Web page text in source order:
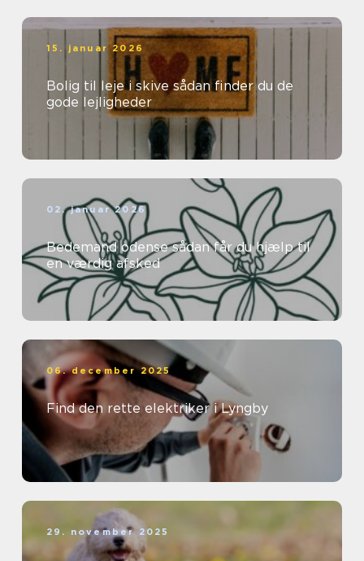
15. januar 2026
Bolig til leje i skive sådan finder du de
gode lejligheder
02. januar 2026
Bedemand odense sådan får du hjælp til
en værdig afsked
06. december 2025
Find den rette elektriker i Lyngby
29. november 2025